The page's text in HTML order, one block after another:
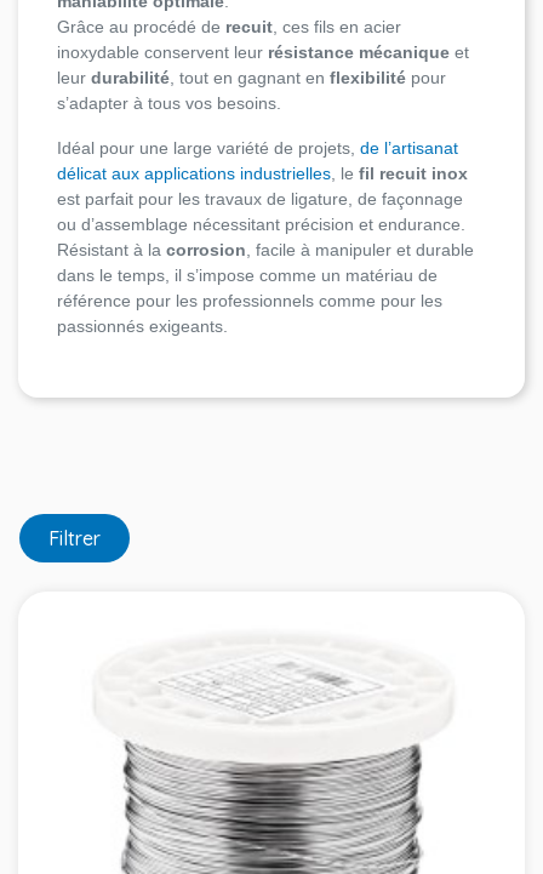
Grâce au procédé de recuit , ces fils en acier
inoxydable conservent leur résistance mécanique et
leur durabilité , tout en gagnant en flexibilité pour
s’adapter à tous vos besoins.
Idéal pour une large variété de projets, de l’artisanat
délicat aux applications industrielles , le fil recuit inox
est parfait pour les travaux de ligature, de façonnage
ou d’assemblage nécessitant précision et endurance.
Résistant à la corrosion , facile à manipuler et durable
dans le temps, il s’impose comme un matériau de
référence pour les professionnels comme pour les
passionnés exigeants.
Filtrer